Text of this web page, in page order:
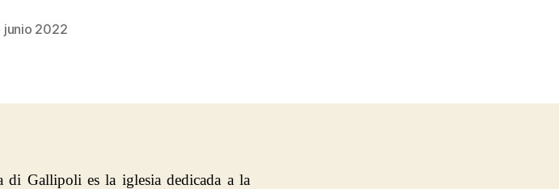
junio 2022
di Gallipoli es la iglesia dedicada a la